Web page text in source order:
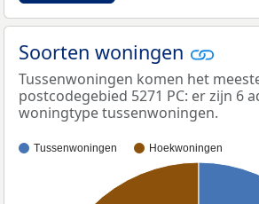
Soorten woningen
Tussenwoningen komen het
postcodegebied 5271 PC: er zijn 6
woningtype tussenwoningen.
Tussenwoningen Hoekwoningen